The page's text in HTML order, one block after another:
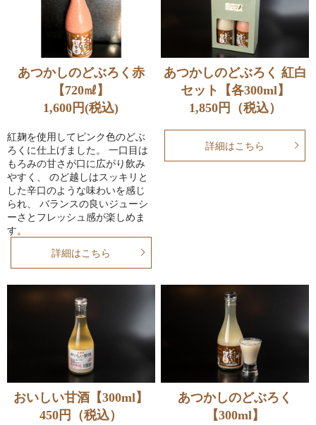
あつかしのどぶろく赤
【720㎖】
1,600円(税込)
紅麹を使用してピンク色のどぶ
ろくに仕上げました。 一口目は
もろみの甘さが口に広がり飲み
やすく、 のど越しはスッキリと
した辛口のような味わいを感じ
られ、 バランスの良いジューシ
ーさとフレッシュ感が楽しめま
す。
詳細はこちら
あつかしのどぶろく 紅白
セット【各300ml】
1,850円（税込）
詳細はこちら
おいしい甘酒【300ml】
450円（税込）
あつかしのどぶろく
【300ml】